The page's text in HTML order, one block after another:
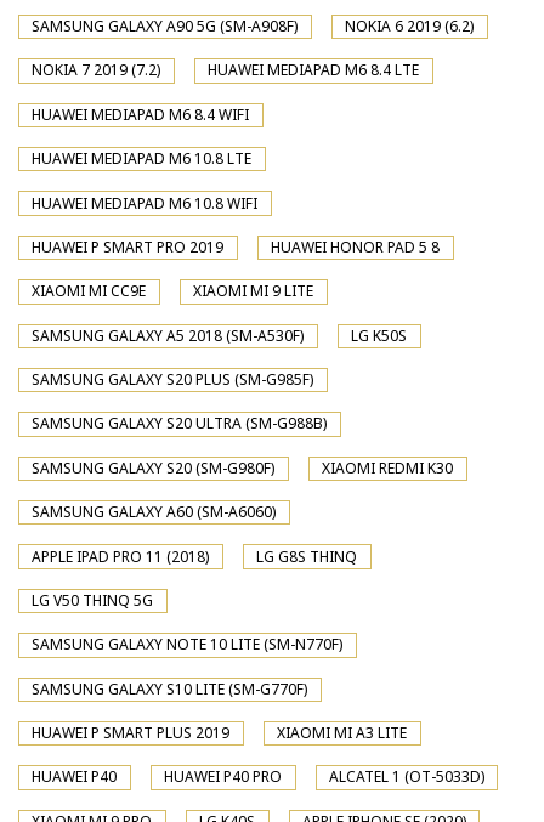
SAMSUNG GALAXY A90 5G (SM-A908F) NOKIA 6 2019 (6.2)
NOKIA 7 2019 (7.2) HUAWEI MEDIAPAD M6 8.4 LTE
HUAWEI MEDIAPAD M6 8.4 WIFI
HUAWEI MEDIAPAD M6 10.8 LTE
HUAWEI MEDIAPAD M6 10.8 WIFI
HUAWEI P SMART PRO 2019 HUAWEI HONOR PAD 5 8
XIAOMI MI CC9E XIAOMI MI 9 LITE
SAMSUNG GALAXY A5 2018 (SM-A530F) LG K50S
SAMSUNG GALAXY S20 PLUS (SM-G985F)
SAMSUNG GALAXY S20 ULTRA (SM-G988B)
SAMSUNG GALAXY S20 (SM-G980F) XIAOMI REDMI K30
SAMSUNG GALAXY A60 (SM-A6060)
APPLE IPAD PRO 11 (2018) LG G8S THINQ
LG V50 THINQ 5G
SAMSUNG GALAXY NOTE 10 LITE (SM-N770F)
SAMSUNG GALAXY S10 LITE (SM-G770F)
HUAWEI P SMART PLUS 2019 XIAOMI MI A3 LITE
HUAWEI P40 HUAWEI P40 PRO ALCATEL 1 (OT-5033D)